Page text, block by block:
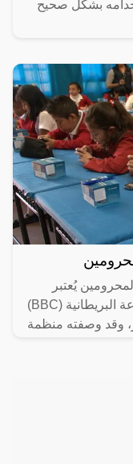
بشكل صحيح
يُعتبر
برنامج "درس" الذي أطلقته هيئة الإذاعة البريطانية (BBC)
وقد وصفته منظمة